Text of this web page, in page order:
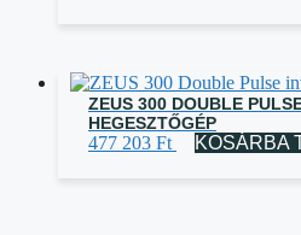
ZEUS 300 DOUBLE
HEGESZTŐGÉP
477 203 Ft KOSÁRBA